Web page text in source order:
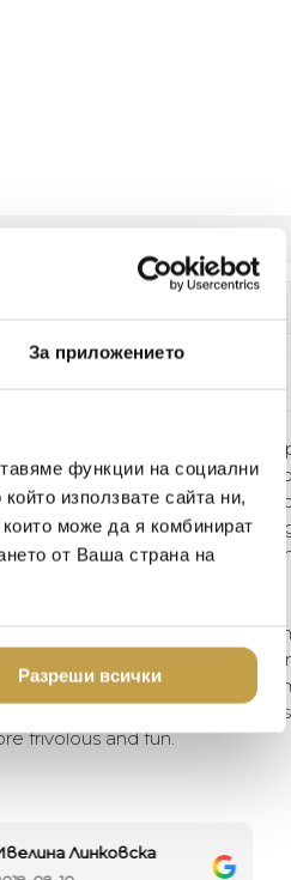
За приложението
функции на социални
използвате сайта ни,
може да я комбинират
от Ваша страна на
Разреши всички
H15, L18 cm
1208 gr
Giusti са смесица между
за интериор и
на лодка. Тяхната
не толкова строга и
предмети и форми да
a mixture between baroque
match for both interiors or
of a boat. Their practicality
and therefore allows
frivolous and fun.
Линковска